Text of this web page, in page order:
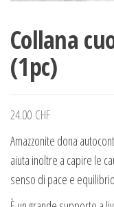
Collana
(1pc)
24.00 CHF
Amazzonite dona
aiuta inoltre a capire le
senso di pace e